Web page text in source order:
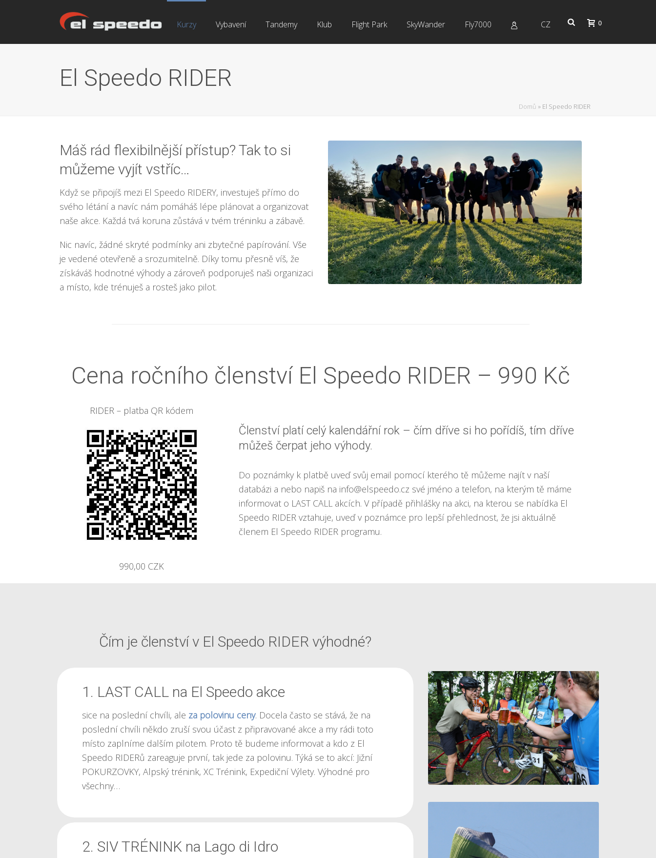
Kurzy Vybavení Tandemy Klub Flight Park SkyWander Fly7000 CZ 0
El Speedo RIDER
Domů » El Speedo RIDER
Máš rád flexibilnější přístup? Tak to si
můžeme vyjít vstříc…
Když se připojíš mezi El Speedo RIDERY, investuješ přímo do
svého létání a navíc nám pomáháš lépe plánovat a organizovat
naše akce. Každá tvá koruna zůstává v tvém tréninku a zábavě.
Nic navíc, žádné skryté podmínky ani zbytečné papírování. Vše
je vedené otevřeně a srozumitelně. Díky tomu přesně víš, že
získáváš hodnotné výhody a zároveň podporuješ naši organizaci
a místo, kde trénuješ a rosteš jako pilot.
Cena ročního členství El Speedo RIDER – 990 Kč
RIDER – platba QR kódem
990,00 CZK
Členství platí celý kalendářní rok – čím dříve si ho pořídíš, tím dříve
můžeš čerpat jeho výhody.
Do poznámky k platbě uveď svůj email pomocí kterého tě můžeme najít v naší
databázi a nebo napiš na info@elspeedo.cz své jméno a telefon, na kterým tě máme
informovat o LAST CALL akcích. V případě přihlášky na akci, na kterou se nabídka El
Speedo RIDER vztahuje, uveď v poznámce pro lepší přehlednost, že jsi aktuálně
členem El Speedo RIDER programu.
Čím je členství v El Speedo RIDER výhodné?
1. LAST CALL na El Speedo akce
sice na poslední chvíli, ale za polovinu ceny. Docela často se stává, že na
poslední chvíli někdo zruší svou účast z připravované akce a my rádi toto
místo zaplníme dalším pilotem. Proto tě budeme informovat a kdo z El
Speedo RIDERů zareaguje první, tak jede za polovinu. Týká se to akcí: Jižní
POKURZOVKY, Alpský trénink, XC Trénink, Expediční Výlety. Výhodné pro
všechny…
2. SIV TRÉNINK na Lago di Idro